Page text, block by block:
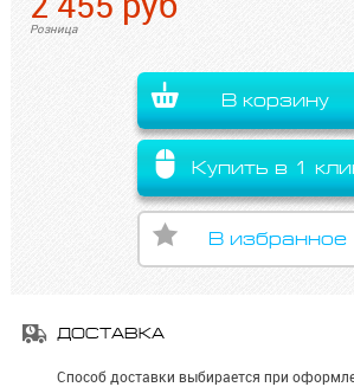
Розница
В корзину
Купить в 1
В избранное
ДОСТАВКА
Способ доставки выбирается при